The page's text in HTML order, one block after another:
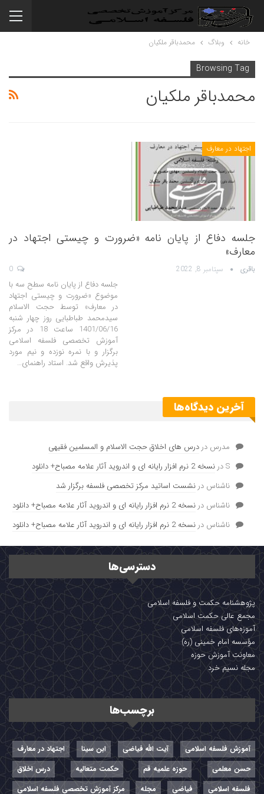
خانه وبلاگ محمدباقر ملکیان
Browsing Tag
محمدباقر ملکیان
اجتهاد در معارف
جلسه دفاع از پایان نامه «ضرورت و چیستی اجتهاد در
معارف»
باقری سپتامبر 8, 2022
جلسه دفاع از پایان نامه سطح سه با
موضوع «ضرورت و چیستی اجتهاد
در معارف» توسط حجت الاسلام
سیدمحمد طباطبایی روز چهار شنبه
1401/06/16 ساعت 18 در مرکز
آموزش تخصصی فلسفه اسلامی
برگزار و با نمره نوزده و نیم مورد
پذیرش واقع شد. استاد راهنمای…
آخرین دیدگاه‌ها
مدرس در درس های اخلاق حجت الاسلام و المسلمین فقیهی
Sدر نسخه 2 نرم افزار رایانه ای و اندروید آثار علامه مصباح+ دانلود
ناشناس در نشست اساتید مرکز تخصصی فلسفه برگزار شد
ناشناس در نسخه 2 نرم افزار رایانه ای و اندروید آثار علامه مصباح+ دانلود
ناشناس در نسخه 2 نرم افزار رایانه ای و اندروید آثار علامه مصباح+ دانلود
دسترسی‌ها
پژوهشنامه حکمت و فلسفه اسلامی
مجمع عالی حکمت اسلامی
آموزه‌های فلسفه اسلامی
مؤسسه امام خمینی (ره)
معاونت آموزش حوزه
مجله نسیم خرد
برچسب‌ها
آموزش فلسفه اسلامی آیت الله فیاضی ابن سینا
اجتهاد در معارف
حسن معلمی
حوزه علمیه قم حکمت متعالیه
درس اخلاق
فلسفه اسلامی
فیاضی مجله مرکز آموزش تخصصی فلسفه اسلامی